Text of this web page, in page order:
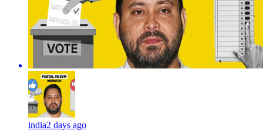
india2 days ago